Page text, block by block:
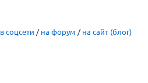
в соцсети / на форум / на сайт (блог)